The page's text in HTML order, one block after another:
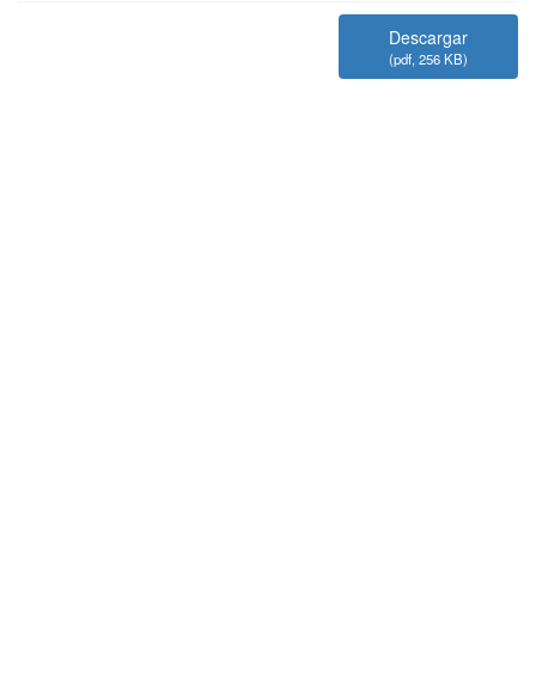
Descargar
(pdf, 256 KB)